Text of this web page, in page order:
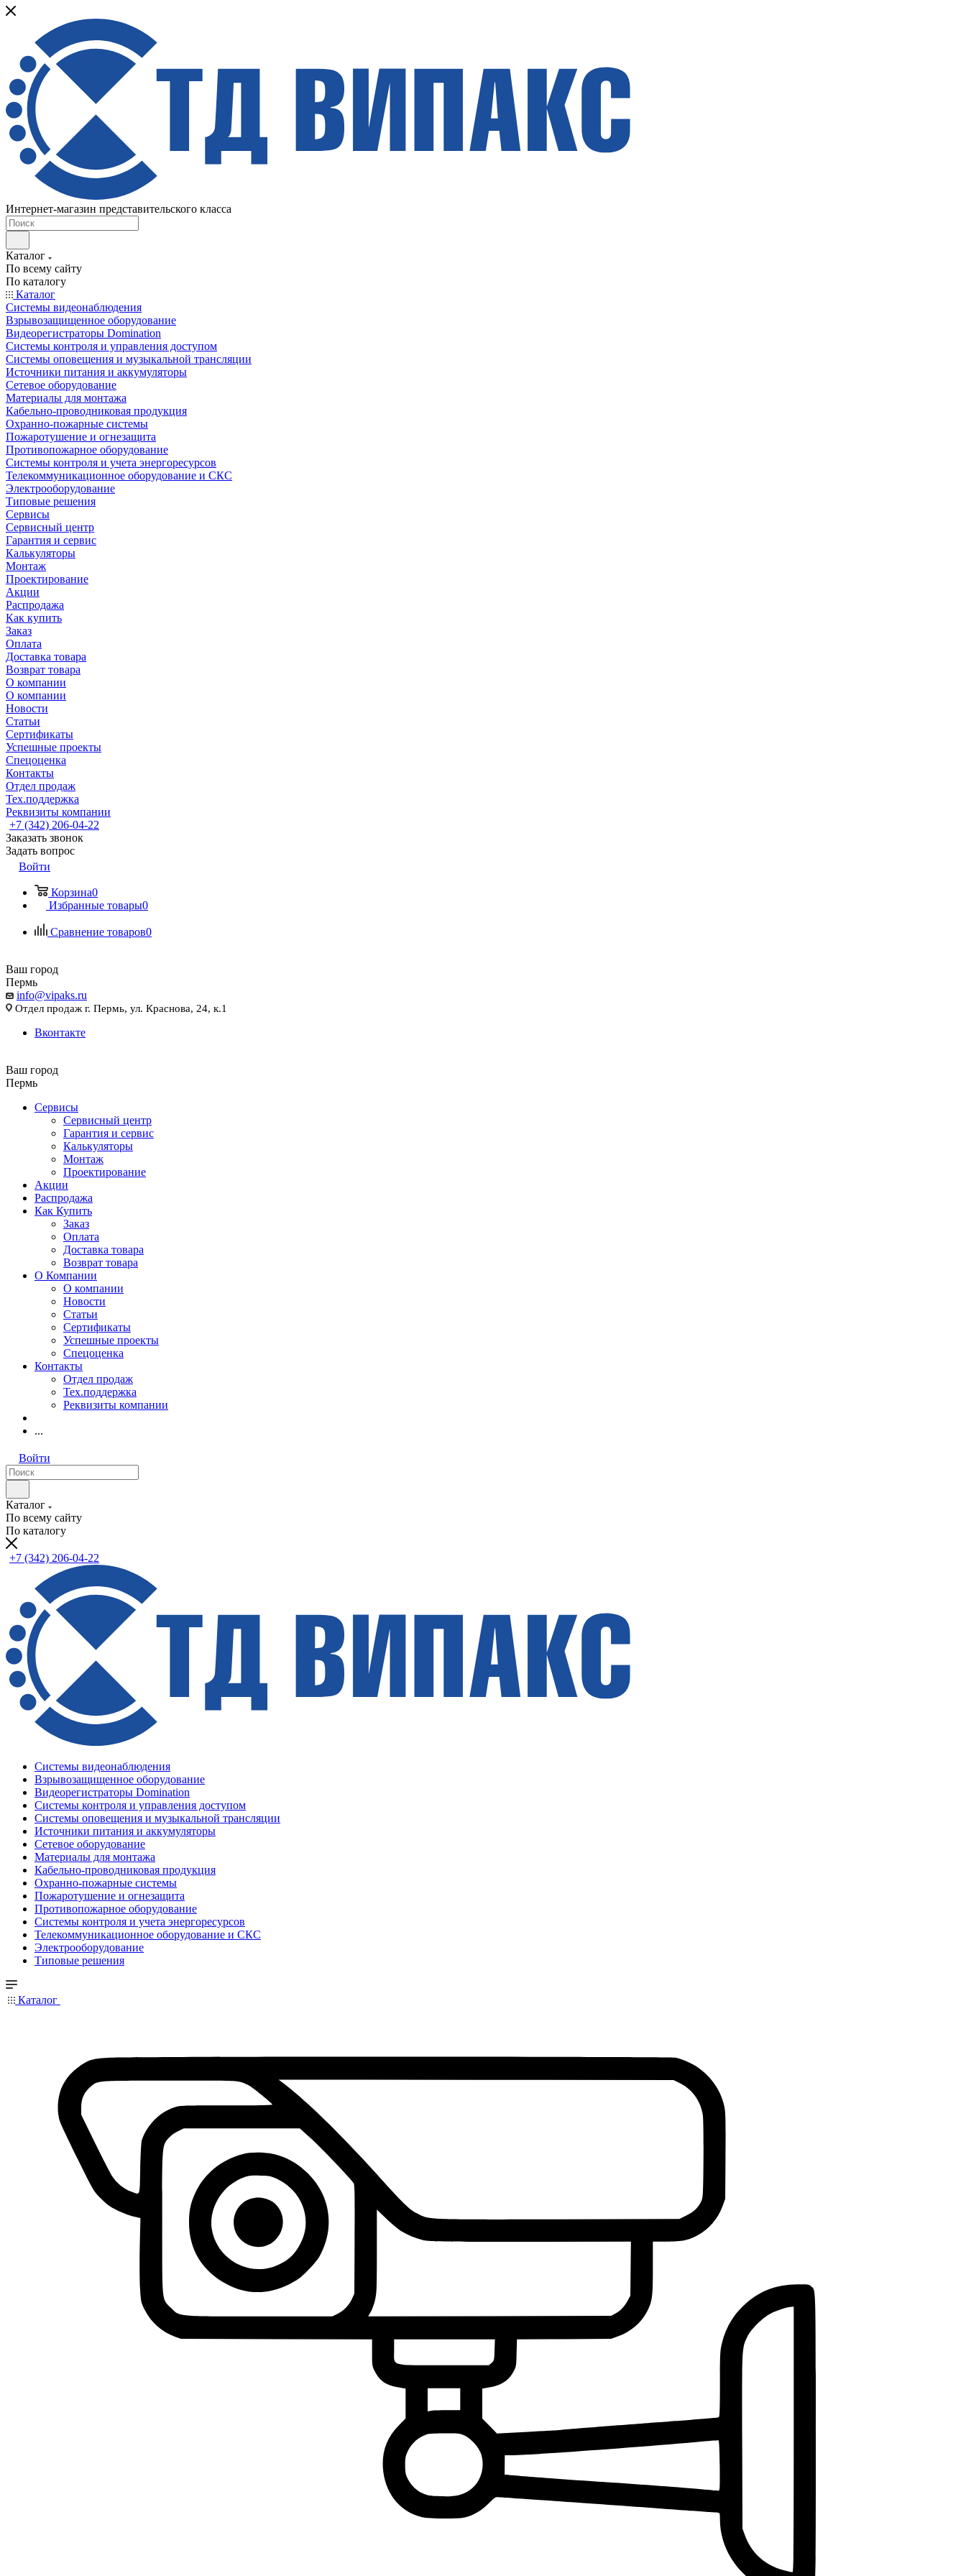
Интернет-магазин представительского класса
Каталог
По всему сайту
По каталогу
Каталог
Системы видеонаблюдения
Взрывозащищенное оборудование
Видеорегистраторы Domination
Системы контроля и управления доступом
Системы оповещения и музыкальной трансляции
Источники питания и аккумуляторы
Сетевое оборудование
Материалы для монтажа
Кабельно-проводниковая продукция
Охранно-пожарные системы
Пожаротушение и огнезащита
Противопожарное оборудование
Системы контроля и учета энергоресурсов
Телекоммуникационное оборудование и СКС
Электрооборудование
Типовые решения
Сервисы
Сервисный центр
Гарантия и сервис
Калькуляторы
Монтаж
Проектирование
Акции
Распродажа
Как купить
Заказ
Оплата
Доставка товара
Возврат товара
О компании
О компании
Новости
Статьи
Сертификаты
Успешные проекты
Спецоценка
Контакты
Отдел продаж
Тех.поддержка
Реквизиты компании
+7 (342) 206-04-22
Заказать звонок
Задать вопрос
Войти
Корзина0
Избранные товары0
Сравнение товаров0
Ваш город
Пермь
info@vipaks.ru
Отдел продаж г. Пермь, ул. Краснова, 24, к.1
Вконтакте
Ваш город
Пермь
Сервисы
Сервисный центр
Гарантия и сервис
Калькуляторы
Монтаж
Проектирование
Акции
Распродажа
Как Купить
Заказ
Оплата
Доставка товара
Возврат товара
О Компании
О компании
Новости
Статьи
Сертификаты
Успешные проекты
Спецоценка
Контакты
Отдел продаж
Тех.поддержка
Реквизиты компании
...
Войти
Каталог
По всему сайту
По каталогу
+7 (342) 206-04-22
Системы видеонаблюдения
Взрывозащищенное оборудование
Видеорегистраторы Domination
Системы контроля и управления доступом
Системы оповещения и музыкальной трансляции
Источники питания и аккумуляторы
Сетевое оборудование
Материалы для монтажа
Кабельно-проводниковая продукция
Охранно-пожарные системы
Пожаротушение и огнезащита
Противопожарное оборудование
Системы контроля и учета энергоресурсов
Телекоммуникационное оборудование и СКС
Электрооборудование
Типовые решения
Каталог